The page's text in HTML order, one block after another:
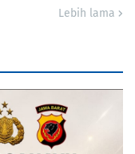
Lebih lama